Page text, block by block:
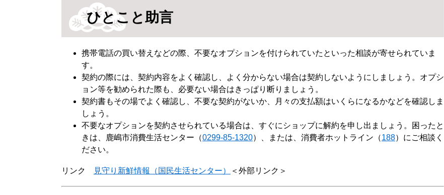
ひとこと助言
携帯電話の買い替えなどの際、不要なオプションを付けられていたといった相談が寄せられていま
す。
契約の際には、契約内容をよく確認し、よく分からない場合は契約しないようにしましょう。オプシ
ョン等を勧められた際も、必要ない場合はきっぱり断りましょう。
契約書もその場でよく確認し、不要な契約がないか、月々の支払額はいくらになるかなどを確認しま
しょう。
不要なオプションを契約させられている場合は、すぐにショップに解約を申し出ましょう。困ったと
きは、鹿嶋市消費生活センター（0299-85-1320）、または、消費者ホットライン（188）にご相談く
ださい。
リンク 見守り新鮮情報（国民生活センター） ＜外部リンク＞